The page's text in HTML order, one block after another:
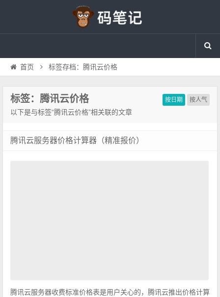
首页 标签存档：腾讯云价格
按日期 按人气
标签：腾讯云价格
以下是与标签“腾讯云价格”相关联的文章
腾讯云服务器价格计算器（精准报价）
腾讯云服务器收费标准价格表是用户关心的，腾讯云推出价格计算